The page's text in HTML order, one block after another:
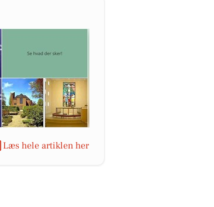
Læs hele artiklen her